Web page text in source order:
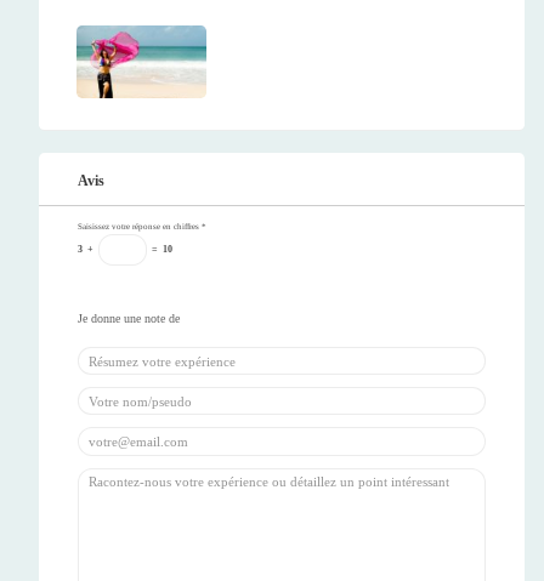
Avis
Saisissez votre réponse en chiffres *
3 + = 10